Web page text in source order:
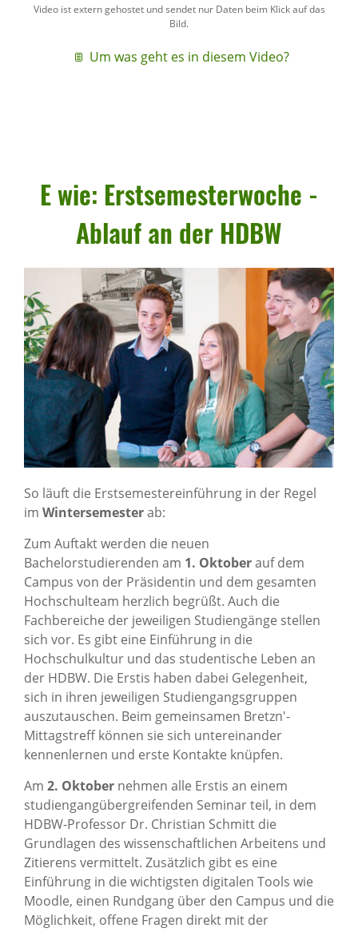
Video ist extern gehostet und sendet nur Daten beim Klick auf das
Bild.
Um was geht es in diesem Video?
E wie: Erst­se­mes­ter­woche -
Ablauf an der HDBW
So läuft die Erstsemestereinführung in der Regel
im Wintersemesterab:
Zum Auftakt werden die neuen
Bachelorstudierenden am 1. Oktoberauf dem
Campus von der Präsidentin und dem gesamten
Hochschulteam herzlich begrüßt. Auch die
Fachbereiche der jeweiligen Studiengänge stellen
sich vor. Es gibt eine Einführung in die
Hochschulkultur und das studentische Leben an
der HDBW. Die Erstis haben dabei Gelegenheit,
sich in ihren jeweiligen Studiengangsgruppen
auszutauschen. Beim gemeinsamen Bretzn'-
Mittagstreff können sie sich untereinander
kennenlernen und erste Kontakte knüpfen.
Am 2. Oktober nehmen alle Erstis an einem
studiengangübergreifenden Seminar teil, in dem
HDBW-Professor Dr. Christian Schmitt die
Grundlagen des wissenschaftlichen Arbeitens und
Zitierens vermittelt. Zusätzlich gibt es eine
Einführung in die wichtigsten digitalen Tools wie
Moodle, einen Rundgang über den Campus und die
Möglichkeit, offene Fragen direkt mit der